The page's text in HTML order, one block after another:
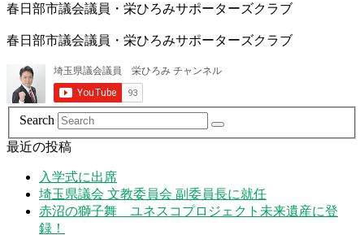
春日部市議会議員・栄ひろみサポーターズクラブ
春日部市議会議員・栄ひろみサポーターズクラブ
Search
最近の投稿
入学式に出席
埼玉県議会 文教委員会 副委員長に就任
赤沼の獅子舞 ユネスコプロジェクト未来遺産に登
録！